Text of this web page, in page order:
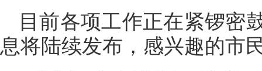
目前各项工作正在紧锣密
息将陆续发布，感兴趣的市